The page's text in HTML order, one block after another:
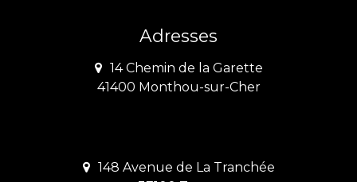
Adresses
14 Chemin de la Garette
41400 Monthou-sur-Cher
148 Avenue de La Tranchée